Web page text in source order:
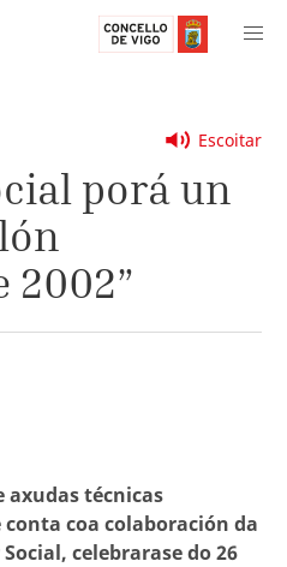
Escoitar
porá un
2002”
axudas técnicas
conta coa colaboración da
celebrarase do 26